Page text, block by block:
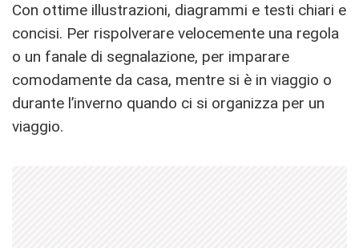
Con ottime illustrazioni, diagrammi e testi chiari e
concisi. Per rispolverare velocemente una regola
o un fanale di segnalazione, per imparare
comodamente da casa, mentre si è in viaggio o
durante l’inverno quando ci si organizza per un
viaggio.